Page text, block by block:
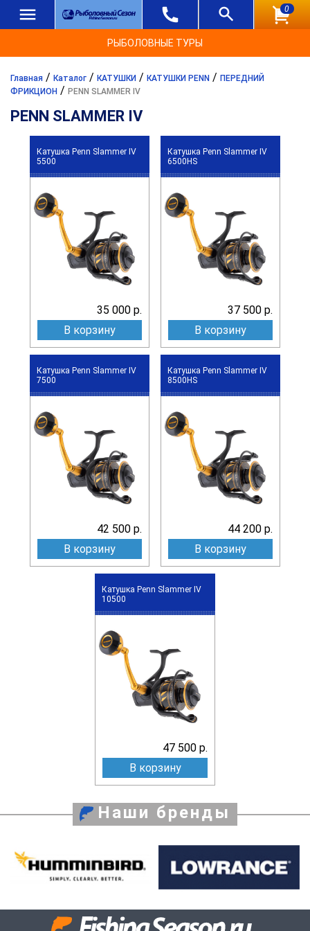
0
РЫБОЛОВНЫЕ ТУРЫ
Главная / Каталог / КАТУШКИ / КАТУШКИ PENN / ПЕРЕДНИЙ
ФРИКЦИОН / PENN SLAMMER IV
PENN SLAMMER IV
Катушка Penn Slammer IV
5500
35 000 р.
В корзину
Катушка Penn Slammer IV
6500HS
37 500 р.
В корзину
Катушка Penn Slammer IV
7500
42 500 р.
В корзину
Катушка Penn Slammer IV
8500HS
44 200 р.
В корзину
Катушка Penn Slammer IV
10500
47 500 р.
В корзину
Наши бренды